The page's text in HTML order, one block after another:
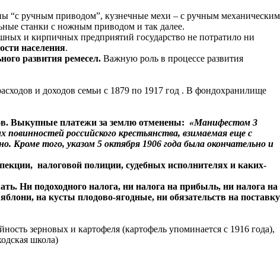
“с ручным приводом”, кузнечные мехи – с ручным механическим
станки с ножным приводом и так далее.
и кирпичных предприятий государство не потратило ни
населения.
развития ремесел. Важную роль в процессе развития
и доходов семьи с 1879 по 1917 год . В фондохранилище
Выкупные платежи за землю отменены: «Манифестом 3
российского крестьянства, взимаемая еще с
Кроме того, указом 5 октября 1906 года была окончательно и
налоговой полиции, судебных исполнителях и каких-
Ни подоходного налога, ни налога на прибыль, ни налога на
на кусты плодово-ягодные, ни обязательств на поставку
зерновых и картофеля (картофель упоминается с 1916 года),
школа)